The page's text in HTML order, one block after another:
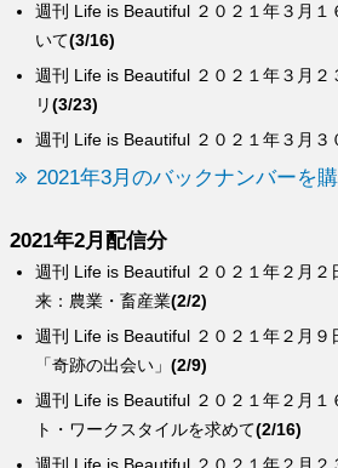
週刊 Life is Beautiful ２０２１年３月３
週刊 Life is Beautiful ２０２１年３月２
リ(3/23)
週刊 Life is Beautiful ２０２１年３月１
いて(3/16)
2021年3月のバックナンバーを
2021年2月配信分
週刊 Life is Beautiful ２０２１年２月１
ト・ワークスタイルを求めて(2/16)
週刊 Life is Beautiful ２０２１年２月９
「奇跡の出会い」(2/9)
週刊 Life is Beautiful ２０２１年２月２
来：農業・畜産業(2/2)